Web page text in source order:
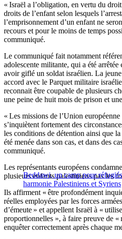
« Israël a l’obligation, en vertu du
droits de l’enfant selon lesquels
l’emprisonnement d’un enfant ne
recours et pour le moins de temps
communiqué.
Le communiqué fait notamment
adolescente militante, qui a été arrêtée
avoir giflé un soldat israélien. La
accord avec le Parquet militaire
reconnait être coupable de plusieurs
une peine de huit mois de prison et
« Les missions de l’Union
s’inquiètent fortement des
les conditions de détention ainsi que
été menée dans son cas, et dans des
communiqué.
Beddawi, un camp pour
harmonie Palestiniens et Syriens
Les représentants européens
plusieurs enfants palestiniens pas les
Ils affirment « être profondément
réelles employées par les forces
d’émeute » et appellent Israël à «
proportionnelles », à faire preuve de «
enquêter correctement après chaque